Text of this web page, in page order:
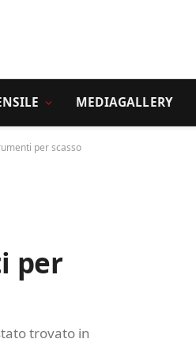
MEDIAGALLERY
per scasso
per
trovato in